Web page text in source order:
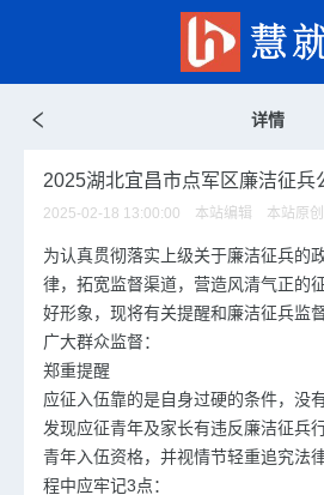
详情
2025湖北宜昌市点军区廉洁征兵
2025-02-18 13:00:00 本站编辑 本站原
为认真贯彻落实上级关于廉洁征兵的
律，拓宽监督渠道，营造风清气正的
好形象，现将有关提醒和廉洁征兵监
广大群众监督：
郑重提醒
应征入伍靠的是自身过硬的条件，没
发现应征青年及家长有违反廉洁征兵
青年入伍资格，并视情节轻重追究法
程中应牢记3点：